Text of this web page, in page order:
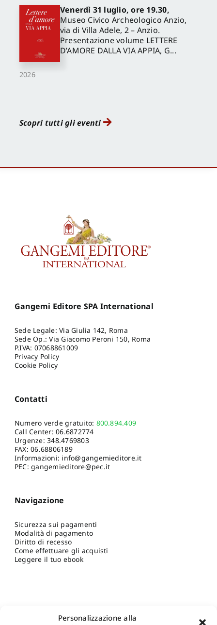
Personalizzazione alla
2026
Venerdì 31 luglio, ore 19.30,
Museo Civico Archeologico Anzio,
via di Villa Adele, 2 – Anzio.
Presentazione volume LETTERE
D’AMORE DALLA VIA APPIA, G...
Scopri tutti gli eventi
Gangemi Editore SPA International
Sede Legale: Via Giulia 142, Roma
Sede Op.: Via Giacomo Peroni 150, Roma
P.IVA: 07068861009
Privacy Policy
Cookie Policy
Contatti
Numero verde gratuito: 800.894.409
Call Center:06.6872774
Urgenze:348.4769803
FAX: 06.68806189
Informazioni: info@gangemieditore.it
PEC: gangemieditore@pec.it
Navigazione
Sicurezza sui pagamenti
Modalità di pagamento
Diritto di recesso
Come effettuare gli acquisti
Leggere il tuo ebook